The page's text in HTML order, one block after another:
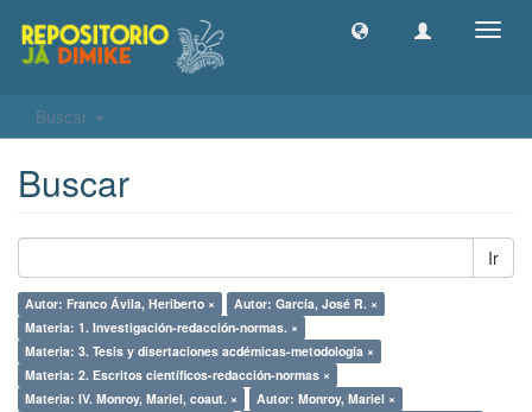
Buscar
Buscar
Ir
Autor: Franco Ávila, Heriberto ×
Autor: García, José R. ×
Materia: 1. Investigación-redacción-normas. ×
Materia: 3. Tesis y disertaciones acdémicas-metodología ×
Materia: 2. Escritos científicos-redacción-normas ×
Materia: IV. Monroy, Mariel, coaut. ×
Autor: Monroy, Mariel ×